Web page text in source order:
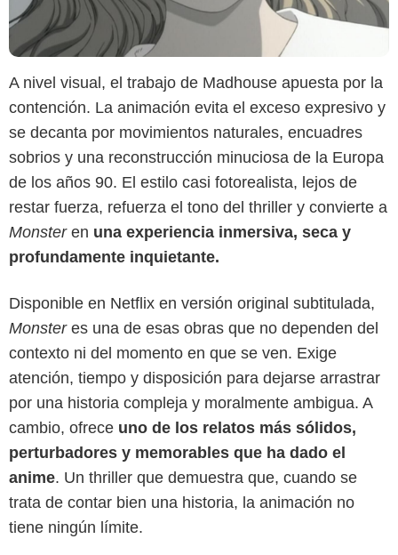
A nivel visual, el trabajo de Madhouse apuesta por la
contención. La animación evita el exceso expresivo y
se decanta por movimientos naturales, encuadres
sobrios y una reconstrucción minuciosa de la Europa
de los años 90. El estilo casi fotorealista, lejos de
restar fuerza, refuerza el tono del thriller y convierte a
Monsteren una experiencia inmersiva, seca y
profundamente inquietante.
Disponible en Netflix en versión original subtitulada,
Monster es una de esas obras que no dependen del
contexto ni del momento en que se ven. Exige
atención, tiempo y disposición para dejarse arrastrar
por una historia compleja y moralmente ambigua. A
cambio, ofrece uno de los relatos más sólidos,
perturbadores y memorables que ha dado el
anime. Un thriller que demuestra que, cuando se
trata de contar bien una historia, la animación no
tiene ningún límite.